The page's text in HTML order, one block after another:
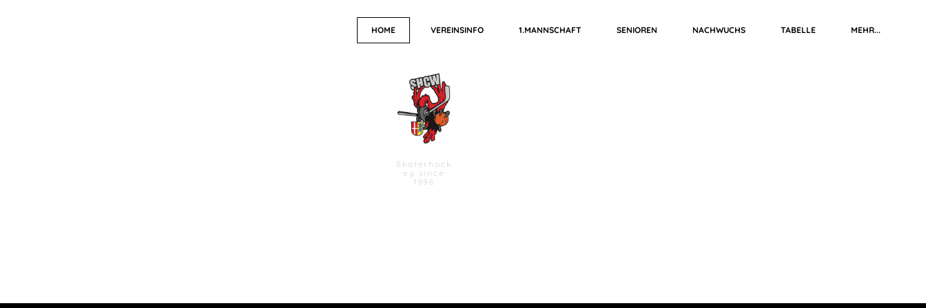
HOME VEREINSINFO 1.MANNSCHAFT SENIOREN NACHWUCHS TABELLE MEHR...
Skaterhock
ey since
1996